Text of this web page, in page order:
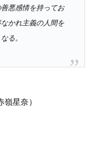
悪感情を持ってお
かれ主義の人間を
る。
星奈）